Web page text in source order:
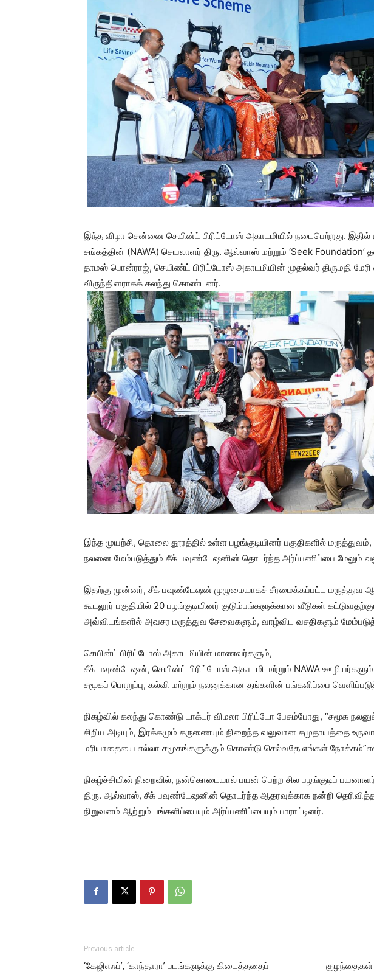
இந்த விழா சென்னை செயின்ட் பிரிட்டோஸ் அகாடமியில் நடைபெற்றது. இதில்
சங்கத்தின் (NAWA) செயலாளர் திரு. ஆல்வாஸ் மற்றும் ‘Seek Foundation’
தாமஸ் பொன்ராஜ், செயிண்ட் பிரிட்டோஸ் அகாடமியின் முதல்வர் திருமதி மேரி
விருந்தினராகக் கலந்து கொண்டனர்.
இந்த முயற்சி, தொலை தூரத்தில் உள்ள பழங்குடியினர் பகுதிகளில்
நலனை மேம்படுத்தும் சீக் பவுண்டேஷனின் தொடர்ந்த அர்ப்பணிப்பை மேலும்
இதற்கு முன்னர், சீக் பவுண்டேஷன் முழுமையாகச் சீரமைக்கப்பட்ட மருத்துவ
கூடலூர் பகுதியில் 20 பழங்குடியினர் குடும்பங்களுக்கான வீடுகள்
அவ்விடங்களில் அவசர மருத்துவ சேவைகளும், வாழ்விட வசதிகளும்
செயின்ட் பிரிட்டோஸ் அகாடமியின் மாணவர்களும்,
சீக் பவுண்டேஷன், செயின்ட் பிரிட்டோஸ் அகாடமி மற்றும் NAWA
சமூகப் பொறுப்பு, கல்வி மற்றும் நலனுக்கான தங்களின் பங்களிப்பை
நிகழ்வில் கலந்து கொண்டு டாக்டர் விமலா பிரிட்டோ பேசும்போது, “சமூக
சிறிய அடியும், இரக்கமும் கருணையும் நிறைந்த வலுவான சமுதாயத்தை
மரியாதையை எல்லா சமூகங்களுக்கும் கொண்டு செல்வதே எங்கள்
நிகழ்ச்சியின் நிறைவில், நன்கொடையால் பயன் பெற்ற சில பழங்குடிப்
திரு. ஆல்வாஸ், சீக் பவுண்டேஷனின் தொடர்ந்த ஆதரவுக்காக நன்றி
நிறுவனம் ஆற்றும் பங்களிப்பையும் அர்ப்பணிப்பையும் பாராட்டினர்.
Previous article
‘கேஜிஎஃப்’, ‘காந்தாரா’ படங்களுக்கு கிடைத்ததைப்
குழந்தைகள்